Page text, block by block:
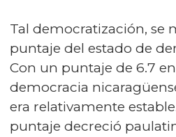
Tal democratización, se
puntaje del estado de
Con un puntaje de 6.7
democracia
era relativamente
puntaje decreció